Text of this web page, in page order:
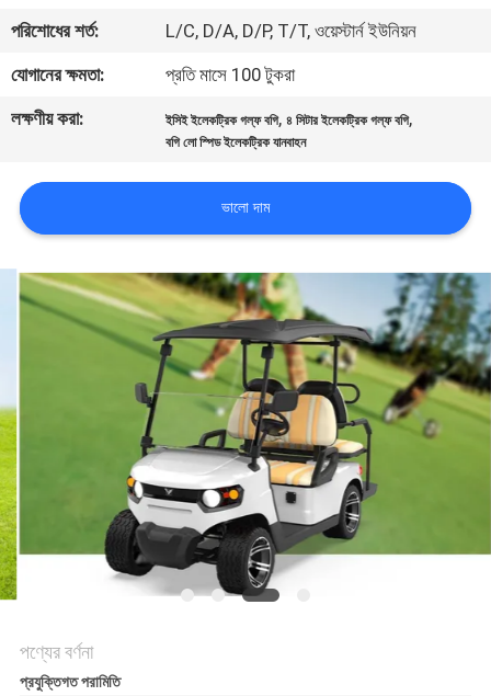
সাথে
যোগাযোগ
করুন
খবর
ম্যাপ
নীতি
পরিশোধের শর্ত:
L/C, D/A, D/P, T/T, ওয়েস্টার্ন ইউনিয়ন
যোগানের ক্ষমতা:
প্রতি মাসে 100 টুকরা
লক্ষণীয় করা:
ইসিই ইলেকট্রিক গল্ফ বগি,৪ সিটার ইলেকট্রিক গল্ফ বগি,
বগি লো স্পিড ইলেকট্রিক যানবাহন
ভালো দাম
পণ্যের বর্ণনা
প্রযুক্তিগত পরামিতি